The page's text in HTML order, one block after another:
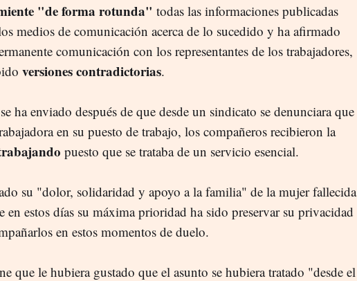
"de forma rotunda" todas las informaciones publicadas
medios de comunicación acerca de lo sucedido y ha afirmado
comunicación con los representantes de los trabajadores,
versiones contradictorias.
ha enviado después de que desde un sindicato se denunciara que
en su puesto de trabajo, los compañeros recibieron la
puesto que se trataba de un servicio esencial.
su "dolor, solidaridad y apoyo a la familia" de la mujer fallecida
en estos días su máxima prioridad ha sido preservar su privacidad
en estos momentos de duelo.
que le hubiera gustado que el asunto se hubiera tratado "desde el